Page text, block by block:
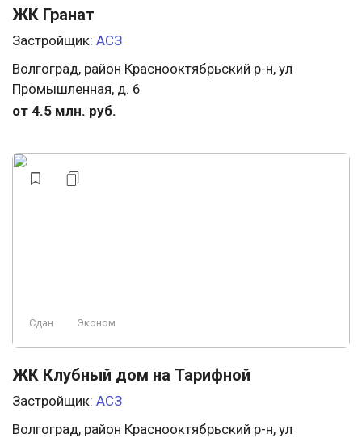
ЖК Гранат
Застройщик: АСЗ
Волгоград, район Краснооктябрьский р-н, ул
Промышленная, д. 6
от 4.5 млн. руб.
Сдан Эконом
ЖК Клубный дом на Тарифной
Застройщик: АСЗ
Волгоград, район Краснооктябрьский р-н, ул